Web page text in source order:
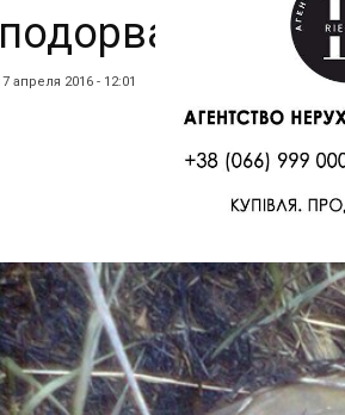
подорвать на
7 апреля 2016 - 12:01